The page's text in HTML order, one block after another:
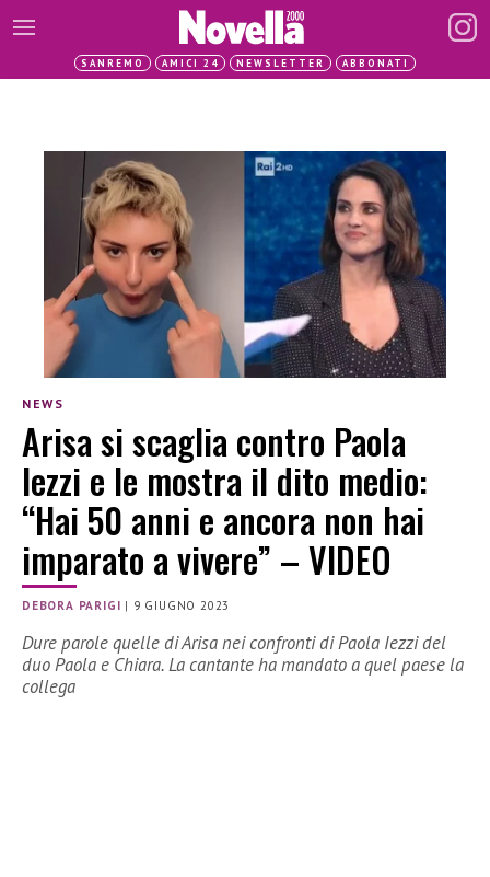
SANREMO AMICI 24 NEWSLETTER ABBONATI
NEWS
Arisa si scaglia contro Paola
Iezzi e le mostra il dito medio:
“Hai 50 anni e ancora non hai
imparato a vivere” – VIDEO
DEBORA PARIGI | 9 GIUGNO 2023
Dure parole quelle di Arisa nei confronti di Paola Iezzi del
duo Paola e Chiara. La cantante ha mandato a quel paese la
collega